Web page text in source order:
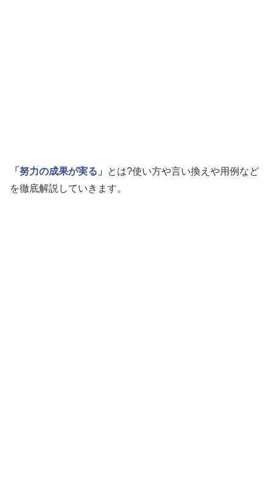
「努力の成果が実る」
とは?使い方や言い換えや用例など
を徹底解説していきます。